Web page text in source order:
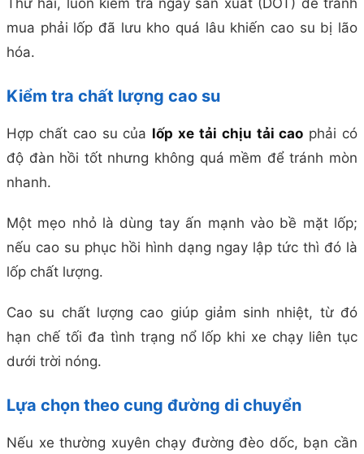
Thứ hai, luôn kiểm tra ngày sản xuất (DOT) để tránh
mua phải lốp đã lưu kho quá lâu khiến cao su bị lão
hóa.
Kiểm tra chất lượng cao su
Hợp chất cao su của lốp xe tải chịu tải cao phải có
độ đàn hồi tốt nhưng không quá mềm để tránh mòn
nhanh.
Một mẹo nhỏ là dùng tay ấn mạnh vào bề mặt lốp;
nếu cao su phục hồi hình dạng ngay lập tức thì đó là
lốp chất lượng.
Cao su chất lượng cao giúp giảm sinh nhiệt, từ đó
hạn chế tối đa tình trạng nổ lốp khi xe chạy liên tục
dưới trời nóng.
Lựa chọn theo cung đường di chuyển
Nếu xe thường xuyên chạy đường đèo dốc, bạn cần